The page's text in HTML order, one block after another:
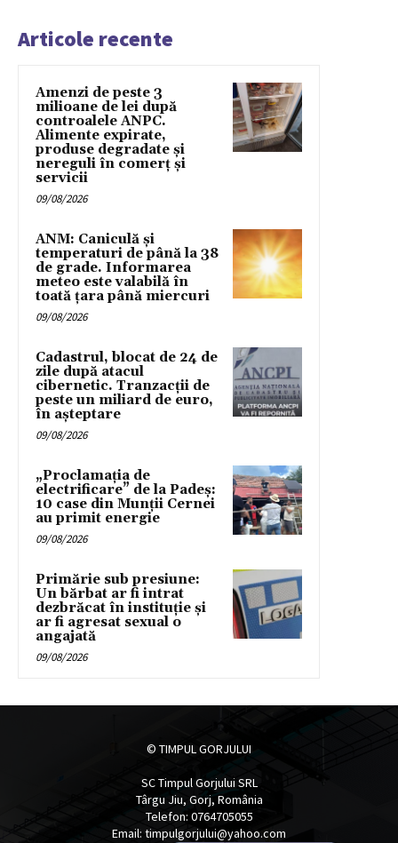
Articole recente
Amenzi de peste 3
milioane de lei după
controalele ANPC.
Alimente expirate,
produse degradate și
nereguli în comerț și
servicii
09/08/2026
ANM: Caniculă și
temperaturi de până la 38
de grade. Informarea
meteo este valabilă în
toată țara până miercuri
09/08/2026
Cadastrul, blocat de 24 de
zile după atacul
cibernetic. Tranzacții de
peste un miliard de euro,
în așteptare
09/08/2026
„Proclamația de
electrificare” de la Padeș:
10 case din Munții Cernei
au primit energie
09/08/2026
Primărie sub presiune:
Un bărbat ar fi intrat
dezbrăcat în instituție și
ar fi agresat sexual o
angajată
09/08/2026
© TIMPUL GORJULUI
SC Timpul Gorjului SRL
Târgu Jiu, Gorj, România
Telefon: 0764705055
Email: timpulgorjului@yahoo.com